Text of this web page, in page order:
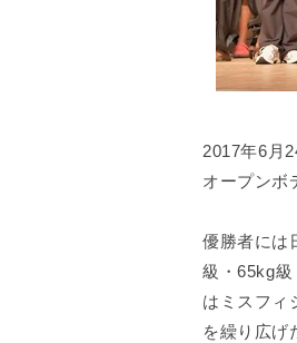
2017年6月
オープンボ
優勝者には
級・65kg
はミスフィ
を繰り広げ